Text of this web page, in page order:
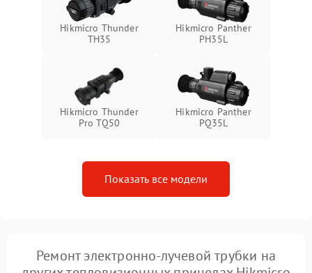
Поломка системы защиты
1500 ₽ Подробнее →
Hikmicro Thunder
TH35
Hikmicro Panther
PH35L
Hikmicro Thunder
Pro TQ50
Hikmicro Panther
PQ35L
Показать все модели
Ремонт электронно-лучевой трубки на